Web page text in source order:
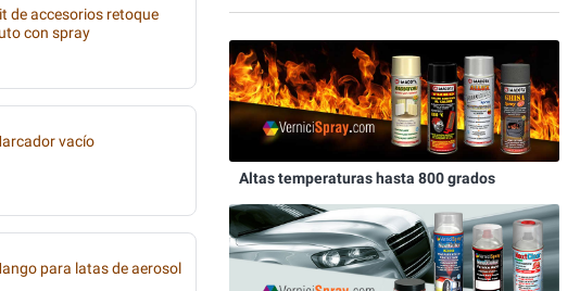
de accesorios retoque
con spray
vacío
para latas de aerosol
Altas temperaturas hasta 800 grados